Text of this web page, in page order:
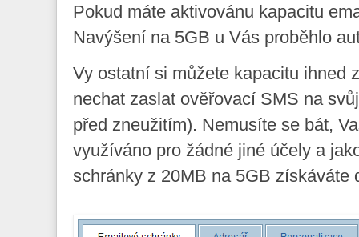
Pokud máte aktivovánu kapacitu
Navýšení na 5GB u Vás proběhlo
Vy ostatní si můžete kapacitu ihned
nechat zaslat ověřovací SMS na
před zneužitím). Nemusíte se bát,
využíváno pro žádné jiné účely a
schránky z 20MB na 5GB získáváte